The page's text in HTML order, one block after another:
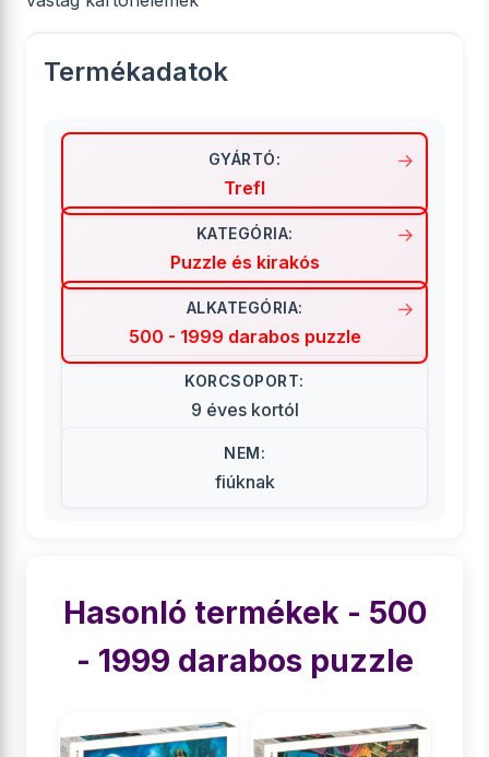
Termékadatok
GYÁRTÓ:
Trefl
KATEGÓRIA:
Puzzle és kirakós
ALKATEGÓRIA:
500 - 1999 darabos puzzle
KORCSOPORT:
9 éves kortól
NEM:
fiúknak
Hasonló termékek - 500
- 1999 darabos puzzle